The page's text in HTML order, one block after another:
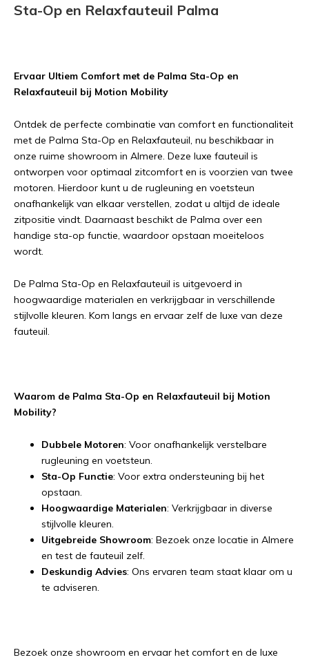
Sta-Op en Relaxfauteuil Palma
Ervaar Ultiem Comfort met de Palma Sta-Op en
Relaxfauteuil bij Motion Mobility
Ontdek de perfecte combinatie van comfort en functionaliteit
met de Palma Sta-Op en Relaxfauteuil, nu beschikbaar in
onze ruime showroom in Almere. Deze luxe fauteuil is
ontworpen voor optimaal zitcomfort en is voorzien van twee
motoren. Hierdoor kunt u de rugleuning en voetsteun
onafhankelijk van elkaar verstellen, zodat u altijd de ideale
zitpositie vindt. Daarnaast beschikt de Palma over een
handige sta-op functie, waardoor opstaan moeiteloos
wordt.
De Palma Sta-Op en Relaxfauteuil is uitgevoerd in
hoogwaardige materialen en verkrijgbaar in verschillende
stijlvolle kleuren. Kom langs en ervaar zelf de luxe van deze
fauteuil.
Waarom de Palma Sta-Op en Relaxfauteuil bij Motion
Mobility?
Dubbele Motoren: Voor onafhankelijk verstelbare
rugleuning en voetsteun.
Sta-Op Functie: Voor extra ondersteuning bij het
opstaan.
Hoogwaardige Materialen: Verkrijgbaar in diverse
stijlvolle kleuren.
Uitgebreide Showroom: Bezoek onze locatie in Almere
en test de fauteuil zelf.
Deskundig Advies: Ons ervaren team staat klaar om u
te adviseren.
Bezoek onze showroom en ervaar het comfort en de luxe